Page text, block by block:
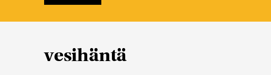
vesihäntä